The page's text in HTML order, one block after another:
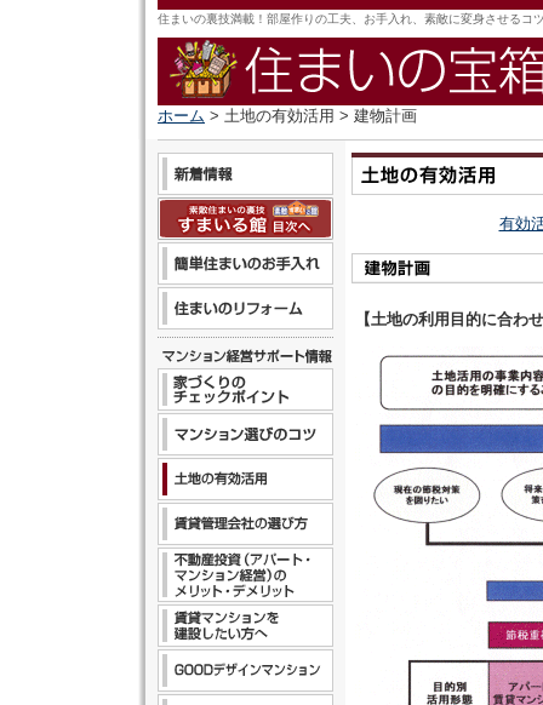
住まいの裏技満載！部屋作りの工夫、お手入れ、素敵に変身させるコ
ホーム > 土地の有効活用 > 建物計画
有効
【土地の利用目的に合わ